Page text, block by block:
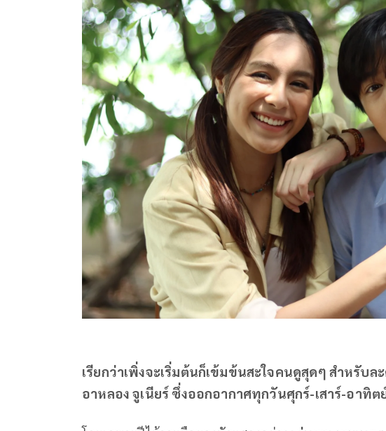
เรียกว่าเพิ่งจะเริ่มต้นก็เข้มข้นสะใจคนดูสุดๆ สำหรับล
อาหลอง จูเนียร์ ซึ่งออกอากาศทุกวันศุกร์-เสาร์-อาทิต